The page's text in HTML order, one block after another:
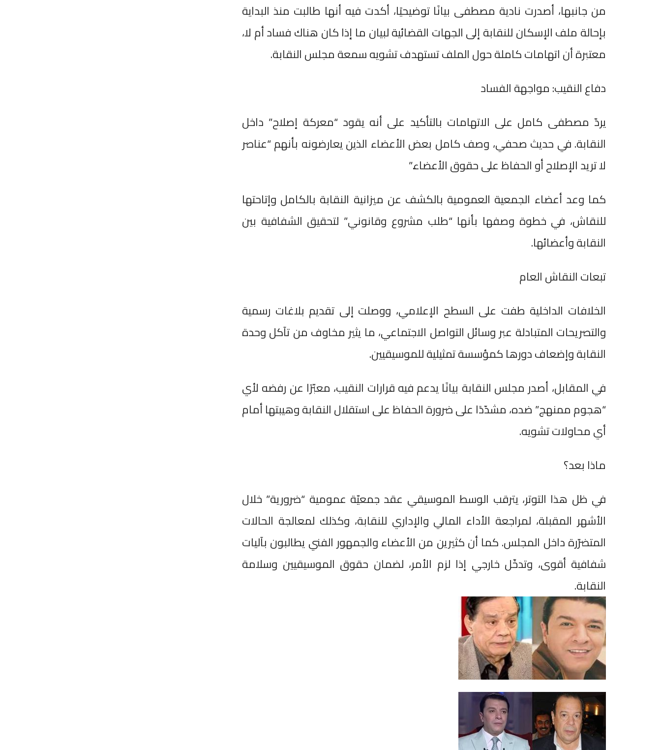
من جانبها، أصدرت نادية مصطفى بيانًا توضيحيًا، أكدت فيه أنها طالبت منذ البداية
بإحالة ملف الإسكان للنقابة إلى الجهات القضائية لبيان ما إذا كان هناك فساد أم لا،
معتبرة أن اتهامات كاملة حول الملف تستهدف تشويه سمعة مجلس النقابة.
دفاع النقيب: مواجهة الفساد
يردّ مصطفى كامل على الاتهامات بالتأكيد على أنه يقود “معركة إصلاح” داخل
النقابة. في حديث صحفي، وصف كامل بعض الأعضاء الذين يعارضونه بأنهم “عناصر
لا تريد الإصلاح أو الحفاظ على حقوق الأعضاء.”
كما وعد أعضاء الجمعية العمومية بالكشف عن ميزانية النقابة بالكامل وإتاحتها
للنقاش، في خطوة وصفها بأنها “طلب مشروع وقانوني” لتحقيق الشفافية بين
النقابة وأعضائها.
تبعات النقاش العام
الخلافات الداخلية طفت على السطح الإعلامي، ووصلت إلى تقديم بلاغات رسمية
والتصريحات المتبادلة عبر وسائل التواصل الاجتماعي، ما يثير مخاوف من تآكل وحدة
النقابة وإضعاف دورها كمؤسسة تمثيلية للموسيقيين.
في المقابل، أصدر مجلس النقابة بيانًا يدعم فيه قرارات النقيب، معبّرًا عن رفضه لأي
“هجوم ممنهج” ضده، مشدّدًا على ضرورة الحفاظ على استقلال النقابة وهيبتها أمام
أي محاولات تشويه.
ماذا بعد؟
في ظل هذا التوتر، يترقب الوسط الموسيقي عقد جمعيّة عمومية “ضرورية” خلال
الأشهر المقبلة، لمراجعة الأداء المالي والإداري للنقابة، وكذلك لمعالجة الحالات
المتضرّرة داخل المجلس. كما أن كثيرين من الأعضاء والجمهور الفني يطالبون بآليات
شفافية أقوى، وتدخّل خارجي إذا لزم الأمر، لضمان حقوق الموسيقيين وسلامة
النقابة.